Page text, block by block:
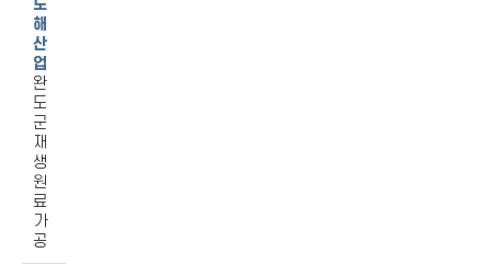
도
해
산
업
완
도
군
재
생
원
료
가
공